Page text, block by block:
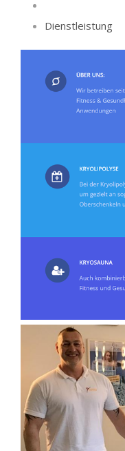
Dienstleistung